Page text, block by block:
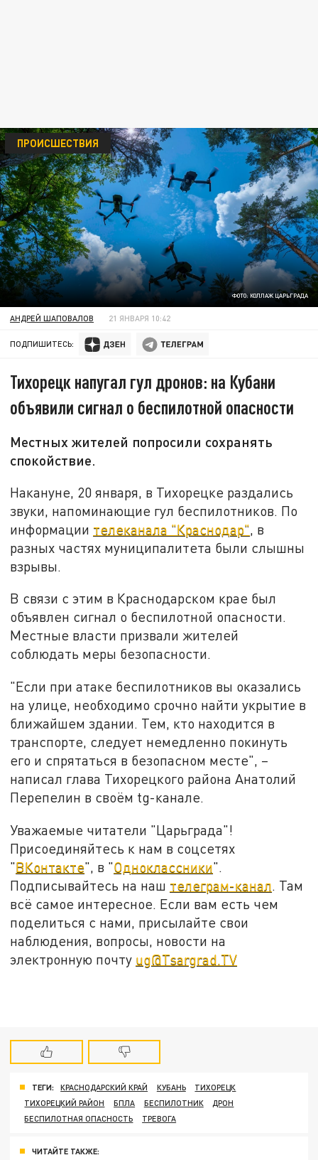
ФОТО: КОЛЛАЖ ЦАРЬГРАДА
ПРОИСШЕСТВИЯ
АНДРЕЙ ШАПОВАЛОВ 21 ЯНВАРЯ 10:42
ПОДПИШИТЕСЬ:
Тихорецк напугал гул дронов: на Кубани
объявили сигнал о беспилотной опасности
Местных жителей попросили сохранять
спокойствие.
Накануне, 20 января, в Тихорецке раздались
звуки, напоминающие гул беспилотников. По
информации телеканала "Краснодар", в
разных частях муниципалитета были слышны
взрывы.
В связи с этим в Краснодарском крае был
объявлен сигнал о беспилотной опасности.
Местные власти призвали жителей
соблюдать меры безопасности.
"Если при атаке беспилотников вы оказались
на улице, необходимо срочно найти укрытие в
ближайшем здании. Тем, кто находится в
транспорте, следует немедленно покинуть
его и спрятаться в безопасном месте", –
написал глава Тихорецкого района Анатолий
Перепелин в своём tg-канале.
Уважаемые читатели "Царьграда"!
Присоединяйтесь к нам в соцсетях
"ВКонтакте", в "Одноклассники".
Подписывайтесь на наш телеграм-канал. Там
всё самое интересное. Если вам есть чем
поделиться с нами, присылайте свои
наблюдения, вопросы, новости на
электронную почту ug@Tsargrad.TV
ТЕГИ: КРАСНОДАРСКИЙ КРАЙ КУБАНЬ
ТИХОРЕЦК
ТИХОРЕЦКИЙ РАЙОН
БПЛА БЕСПИЛОТНИК
ДРОН
БЕСПИЛОТНАЯ ОПАСНОСТЬ
ТРЕВОГА
ЧИТАЙТЕ ТАКЖЕ: